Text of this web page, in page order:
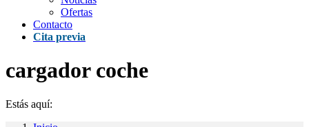
Ofertas
Contacto
Cita previa
cargador coche
Estás aquí: